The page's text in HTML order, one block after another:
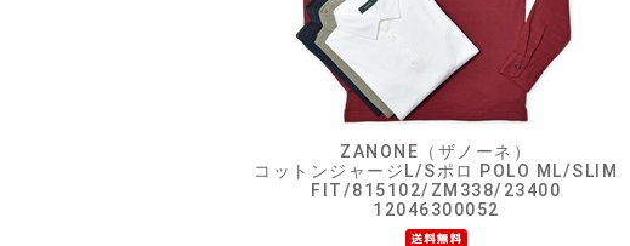
ZANONE（ザノーネ）
コットンジャージL/Sポロ POLO ML/SLIM
FIT/815102/ZM338/23400
12046300052